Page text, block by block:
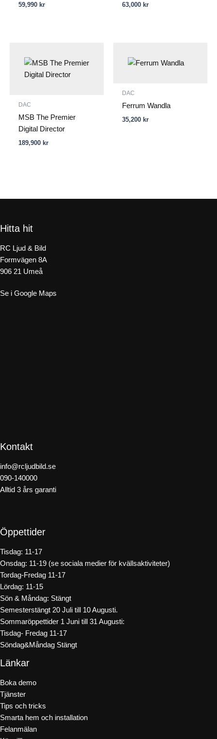
59,990 kr 63,000 kr
DAC
MSB The Premier
Digital Director
189,900 kr
DAC
Ferrum Wandla
35,200 kr
Hitta hit
RC Ljud & Bild
Formvägen 8A
906 21 Umeå
Se i Google Maps
Kontakt
info@rcljudbild.se
090-140000
Alltid 3 års garanti
Öppettider
Tisdag: 11-17
Onsdag: 11-19 (se sociala medier för kvällsaktiviteter)
Tordag-Fredag 11-17
Lördag: 11-15
Sön & Måndag: Stängt
Semesterstängt 20 Juli till 10 Augusti.
Sommaröppettider 1 Juni till 31 Augusti:
Tisdag- Fredag 11-17
Söndag&Måndag Stängt
Länkar
Boka demo
Tjänster
Tips och tricks
Smarta hem och installation
Felanmälan